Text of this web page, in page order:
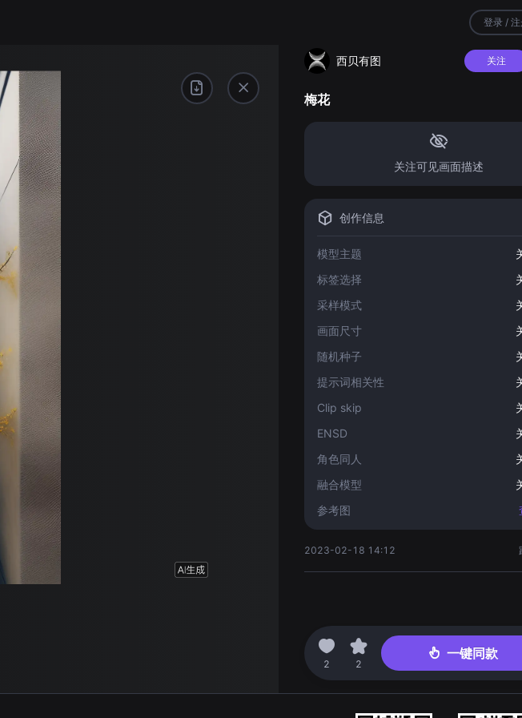
登录 /
西贝有图 关注
梅花
关注可见画面描述
创作信息
模型主题
标签选择
采样模式
画面尺寸
随机种子
提示词相关性
Clip skip
ENSD
角色同人
融合模型
参考图
2023-02-18 14:12
2 2
一键同款